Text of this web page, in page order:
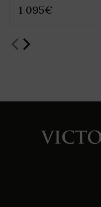
1 095€